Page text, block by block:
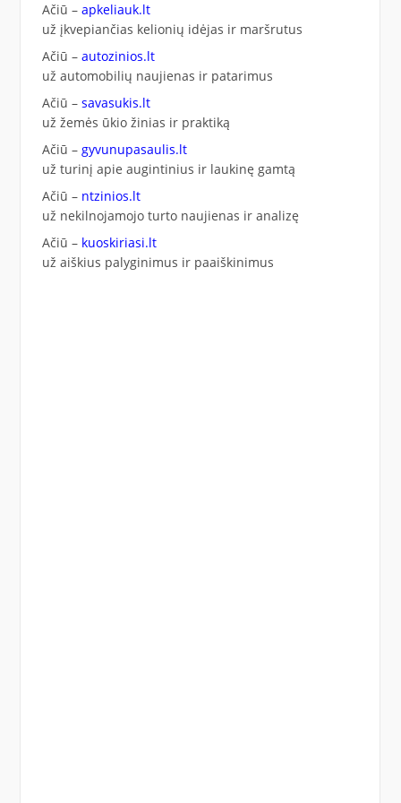
Ačiū – apkeliauk.lt
už įkvepiančias kelionių idėjas ir maršrutus
Ačiū – autozinios.lt
už automobilių naujienas ir patarimus
Ačiū – savasukis.lt
už žemės ūkio žinias ir praktiką
Ačiū – gyvunupasaulis.lt
už turinį apie augintinius ir laukinę gamtą
Ačiū – ntzinios.lt
už nekilnojamojo turto naujienas ir analizę
Ačiū – kuoskiriasi.lt
už aiškius palyginimus ir paaiškinimus